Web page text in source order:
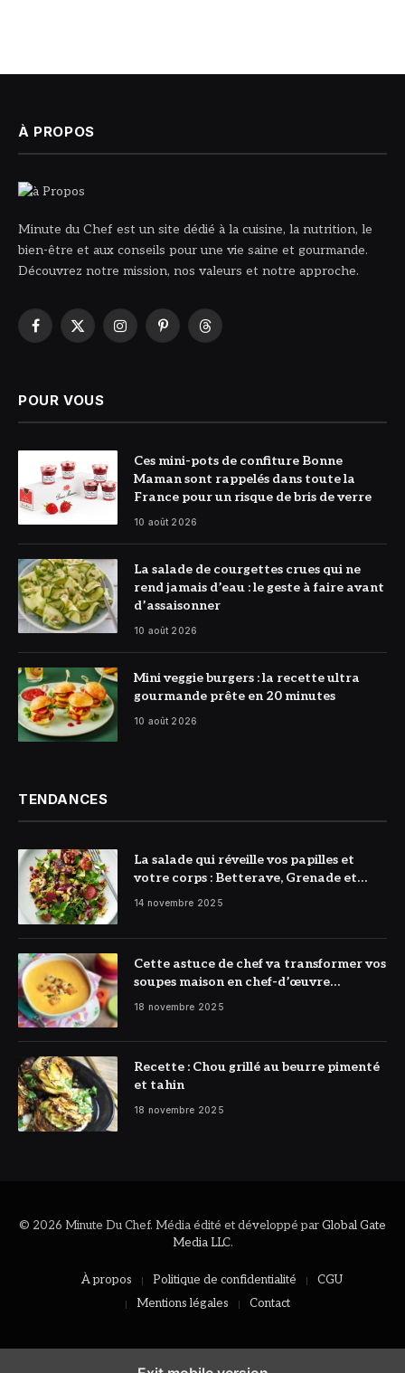
À PROPOS
Minute du Chef est un site dédié à la cuisine, la nutrition, le
bien-être et aux conseils pour une vie saine et gourmande.
Découvrez notre mission, nos valeurs et notre approche.
Facebook
X
InstagramPinterestThreads
POUR VOUS
© Bonne
Maman
Ces mini-pots de confiture Bonne
Maman sont rappelés dans toute la
France pour un risque de bris de verre
10 août 2026
© Photo Minute
Du Chef
La salade de courgettes crues qui ne
rend jamais d’eau : le geste à faire avant
d’assaisonner
10 août 2026
© DR
Mini veggie burgers : la recette ultra
gourmande prête en 20 minutes
10 août 2026
TENDANCES
La salade qui réveille vos papilles et
votre corps : Betterave, Grenade et
Citron à l’honneur
14 novembre 2025
Cette astuce de chef va transformer vos
soupes maison en chef-d’œuvre
réconfortant
18 novembre 2025
Recette : Chou grillé au beurre pimenté
et tahin
18 novembre 2025
© 2026 Minute Du Chef. Média édité et développé parGlobal Gate
Media LLC.
À propos Politique de confidentialité
CGU
Mentions légales
Contact